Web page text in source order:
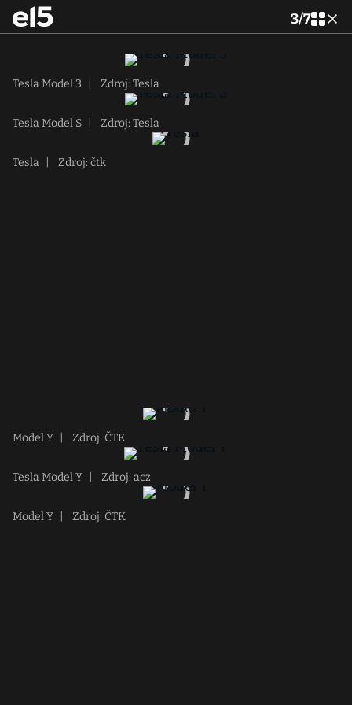
3/7
Tesla Model 3 Zdroj: Tesla
Tesla Model S Zdroj: Tesla
Tesla Zdroj: čtk
Model Y Zdroj: ČTK
Tesla Model Y Zdroj: acz
Model Y Zdroj: ČTK